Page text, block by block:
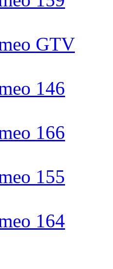
GTV
146
166
155
164